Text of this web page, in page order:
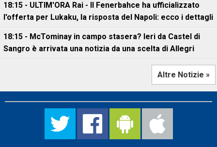
18:15 - ULTIM'ORA Rai - Il Fenerbahce ha ufficializzato
l'offerta per Lukaku, la risposta del Napoli: ecco i dettagli
18:15 - McTominay in campo stasera? Ieri da Castel di
Sangro è arrivata una notizia da una scelta di Allegri
Altre Notizie »